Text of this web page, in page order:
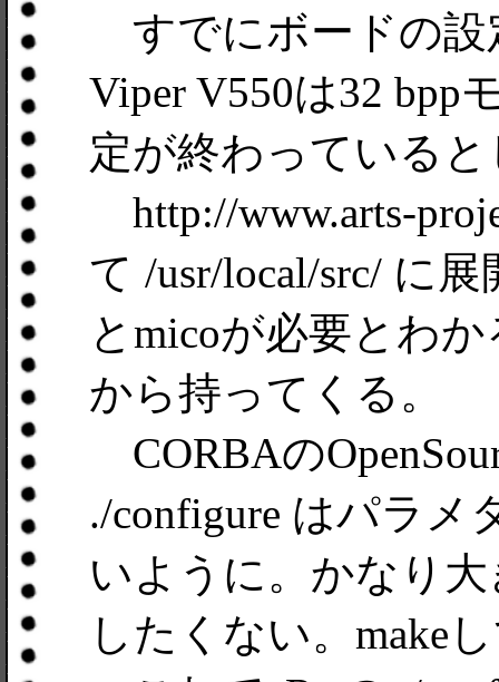
すでにボードの設
Viper V550は32 bpp
定が終わっている
http://www.arts-
て /usr/local/src/ に
とmicoが必要とわ
から持ってくる。
CORBAの
./configure はパラメ
いように。かなり
したくない。make